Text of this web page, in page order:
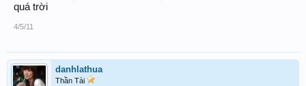
quá trời
4/5/11
danhlathua
Thần Tài